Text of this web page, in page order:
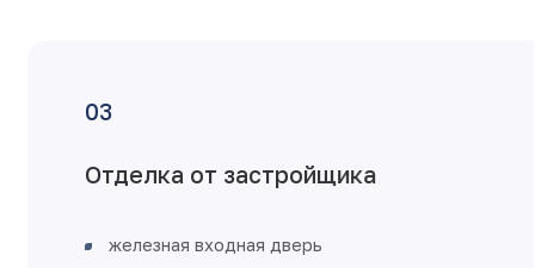
Отделка от застройщика
железная входная дверь